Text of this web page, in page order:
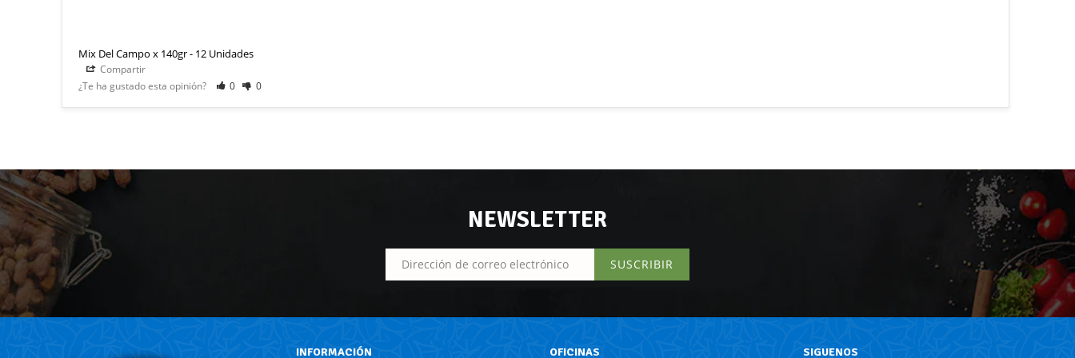
Mix Del Campo x 140gr - 12 Unidades
Compartir
¿Te ha gustado esta opinión?
0 0
NEWSLETTER
SUSCRIBIR
INFORMACIÓN OFICINAS SIGUENOS